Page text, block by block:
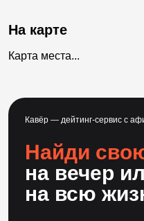
На карте
Карта места...
Кавёр — дейтинг-сервис с
Найди
на вечер
на всю